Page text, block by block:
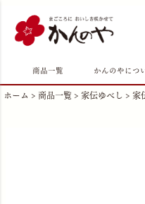
商品一覧 かんのやにつ
ホーム 商品一覧 家伝ゆべし 家